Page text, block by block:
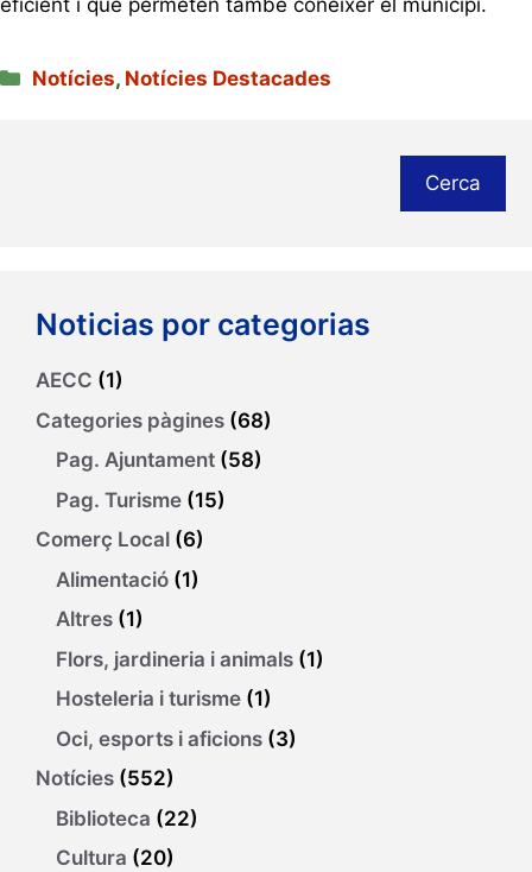
eficient i que permeten també conèixer el municipi.
Categories
Notícies, Notícies Destacades
Cerca
Noticias por categorias
AECC (1)
Categories pàgines (68)
Pag. Ajuntament (58)
Pag. Turisme (15)
Comerç Local (6)
Alimentació (1)
Altres (1)
Flors, jardineria i animals (1)
Hosteleria i turisme (1)
Oci, esports i aficions (3)
Notícies (552)
Biblioteca (22)
Cultura (20)